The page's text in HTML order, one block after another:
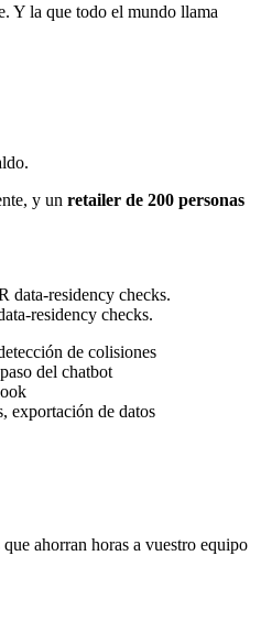
Y la que todo el mundo llama
y un retailer de 200 personas
residency checks.
de colisiones
del chatbot
exportación de datos
ahorran horas a vuestro equipo